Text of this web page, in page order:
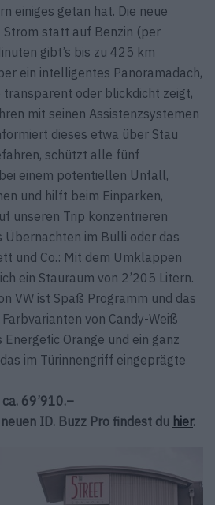
einiges getan hat. Die neue
statt auf Benzin (per
gibt’s bis zu 425 km
ein intelligen­tes Panoramadach,
trans­parent oder blickdicht zeigt,
mit seinen Assistenzsystemen
dieses etwa über Stau
schützt alle fünf
einem poten­tiellen Unfall,
und hilft beim Einparken,
unseren Trip konzentrieren
Übernachten im Bulli oder das
und Co.: Mit dem Umklappen
ein Stau­raum von 2’205 Litern.
VW ist Spaß Programm und das
von Candy-Weiß
Orange und ein ganz
im Türinnen­griff eingeprägte
ca. 69’910.–
ID. Buzz Pro findest du hier.